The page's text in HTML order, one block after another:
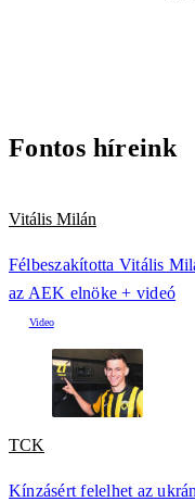
Fontos híreink
Vitális Milán
Félbeszakította Vitális
az AEK elnöke + videó
TCK
Kínzásért felelhet az